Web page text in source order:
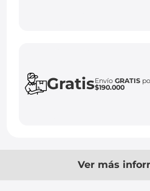
GratisEnvíoGRATIS
$190.000
Ver más